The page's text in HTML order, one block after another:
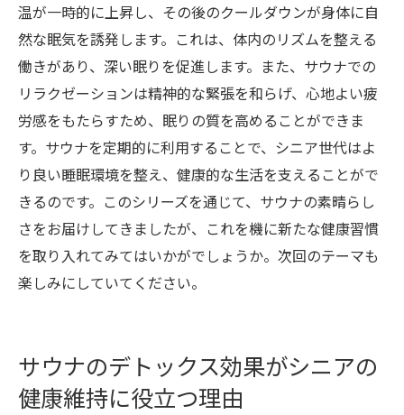
温が一時的に上昇し、その後のクールダウンが身体に自
然な眠気を誘発します。これは、体内のリズムを整える
働きがあり、深い眠りを促進します。また、サウナでの
リラクゼーションは精神的な緊張を和らげ、心地よい疲
労感をもたらすため、眠りの質を高めることができま
す。サウナを定期的に利用することで、シニア世代はよ
り良い睡眠環境を整え、健康的な生活を支えることがで
きるのです。このシリーズを通じて、サウナの素晴らし
さをお届けしてきましたが、これを機に新たな健康習慣
を取り入れてみてはいかがでしょうか。次回のテーマも
楽しみにしていてください。
サウナのデトックス効果がシニアの
健康維持に役立つ理由